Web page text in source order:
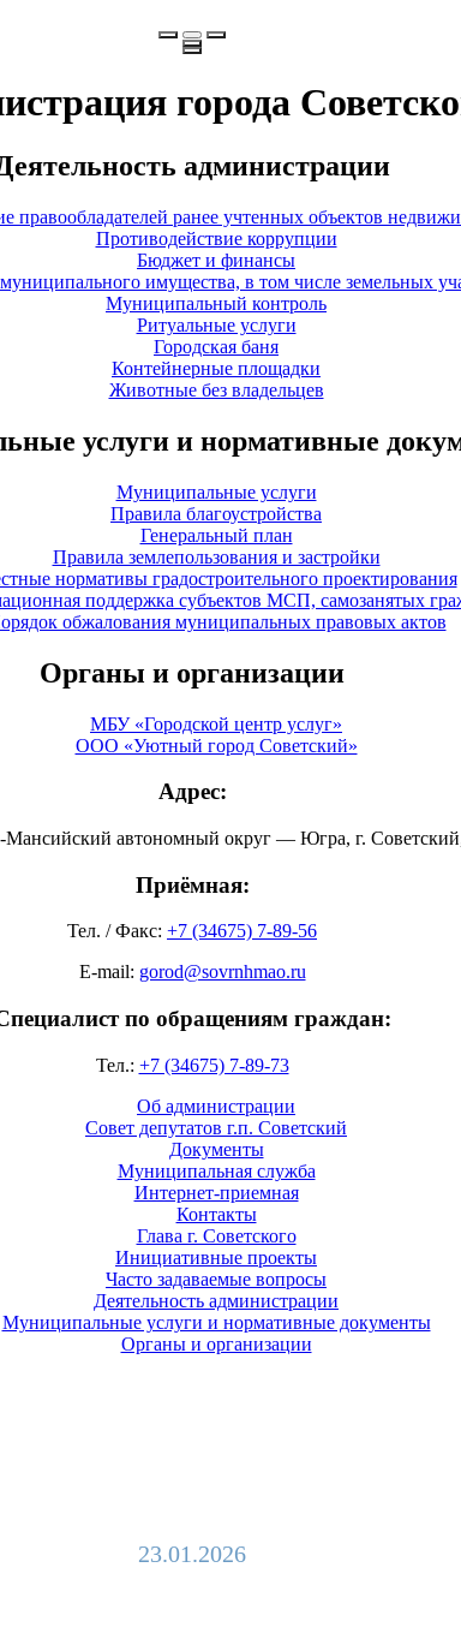
города
администрации
правообладателей ранее учтенных объектов
Противодействие коррупции
Бюджет и финансы
имущества, в том числе земельных
Муниципальный контроль
Ритуальные услуги
Городская баня
Контейнерные площадки
Животные без владельцев
услуги и нормативные
Муниципальные услуги
Правила благоустройства
Генеральный план
Правила землепользования и застройки
нормативы градостроительного проектирования
поддержка субъектов МСП, самозанятых
обжалования муниципальных правовых актов
Органы и организации
МБУ «Городской центр услуг»
ООО «Уютный город Советский»
Адрес:
Мансийский автономный округ — Югра, г.
Приёмная:
Тел. / Факс: +7 (34675) 7-89-56
E-mail: gorod@sovrnhmao.ru
по обращениям граждан:
Тел.: +7 (34675) 7-89-73
Об администрации
Совет депутатов г.п. Советский
Документы
Муниципальная служба
Интернет-приемная
Контакты
Глава г. Советского
Инициативные проекты
Часто задаваемые вопросы
Деятельность администрации
Муниципальные услуги и нормативные документы
Органы и организации
23.01.2026